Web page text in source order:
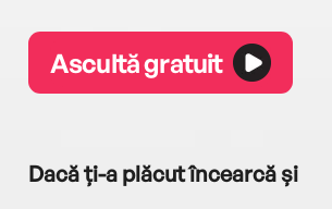
Ascultă gratuit
Dacă ți-a plăcut încearcă și